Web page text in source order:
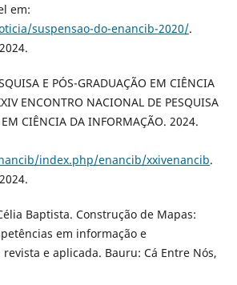
em:
suspensao-do-enancib-2020/.
E PÓS-GRADUAÇÃO EM CIÊNCIA
ENCONTRO NACIONAL DE PESQUISA
EM CIÊNCIA DA INFORMAÇÃO. 2024.
index.php/enancib/xxivenancib.
Baptista. Construção de Mapas:
em informação e
e aplicada. Bauru: Cá Entre Nós,